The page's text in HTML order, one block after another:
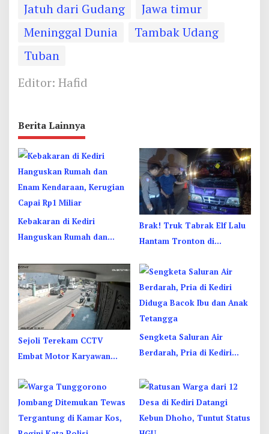
Jatuh dari Gudang
Jawa timur
Meninggal Dunia
Tambak Udang
Tuban
Editor: Hafid
Berita Lainnya
Kebakaran di Kediri
Hanguskan Rumah dan
Capai Rp1 Miliar
Brak! Truk Tabrak Elf Lalu
Hantam Tronton di
Terjepit
Sejoli Terekam CCTV
Embat Motor Karyawan
Kamar Jenazah
Sengketa Saluran Air
Berdarah, Pria di Kediri
Tetangga